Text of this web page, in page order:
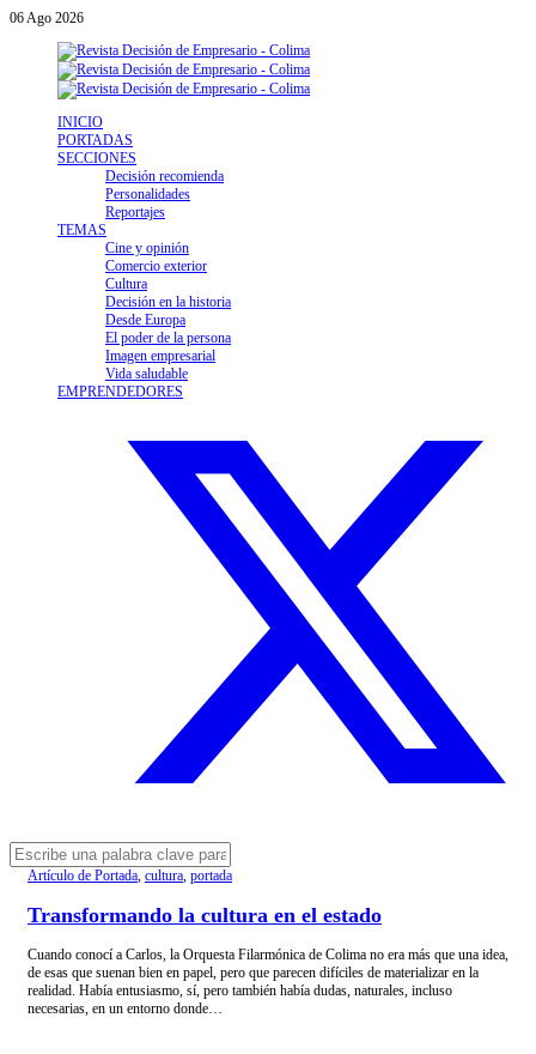
06Ago 2026
INICIO
PORTADAS
SECCIONES
Decisión recomienda
Personalidades
Reportajes
TEMAS
Cine y opinión
Comercio exterior
Cultura
Decisión en la historia
Desde Europa
El poder de la persona
Imagen empresarial
Vida saludable
EMPRENDEDORES
Artículo de Portada, cultura, portada
Transformando la cultura en el estado
Cuando conocí a Carlos, la Orquesta Filarmónica de Colima no era más que una idea,
de esas que suenan bien en papel, pero que parecen difíciles de materializar en la
realidad. Había entusiasmo, sí, pero también había dudas, naturales, incluso
necesarias, en un entorno donde…